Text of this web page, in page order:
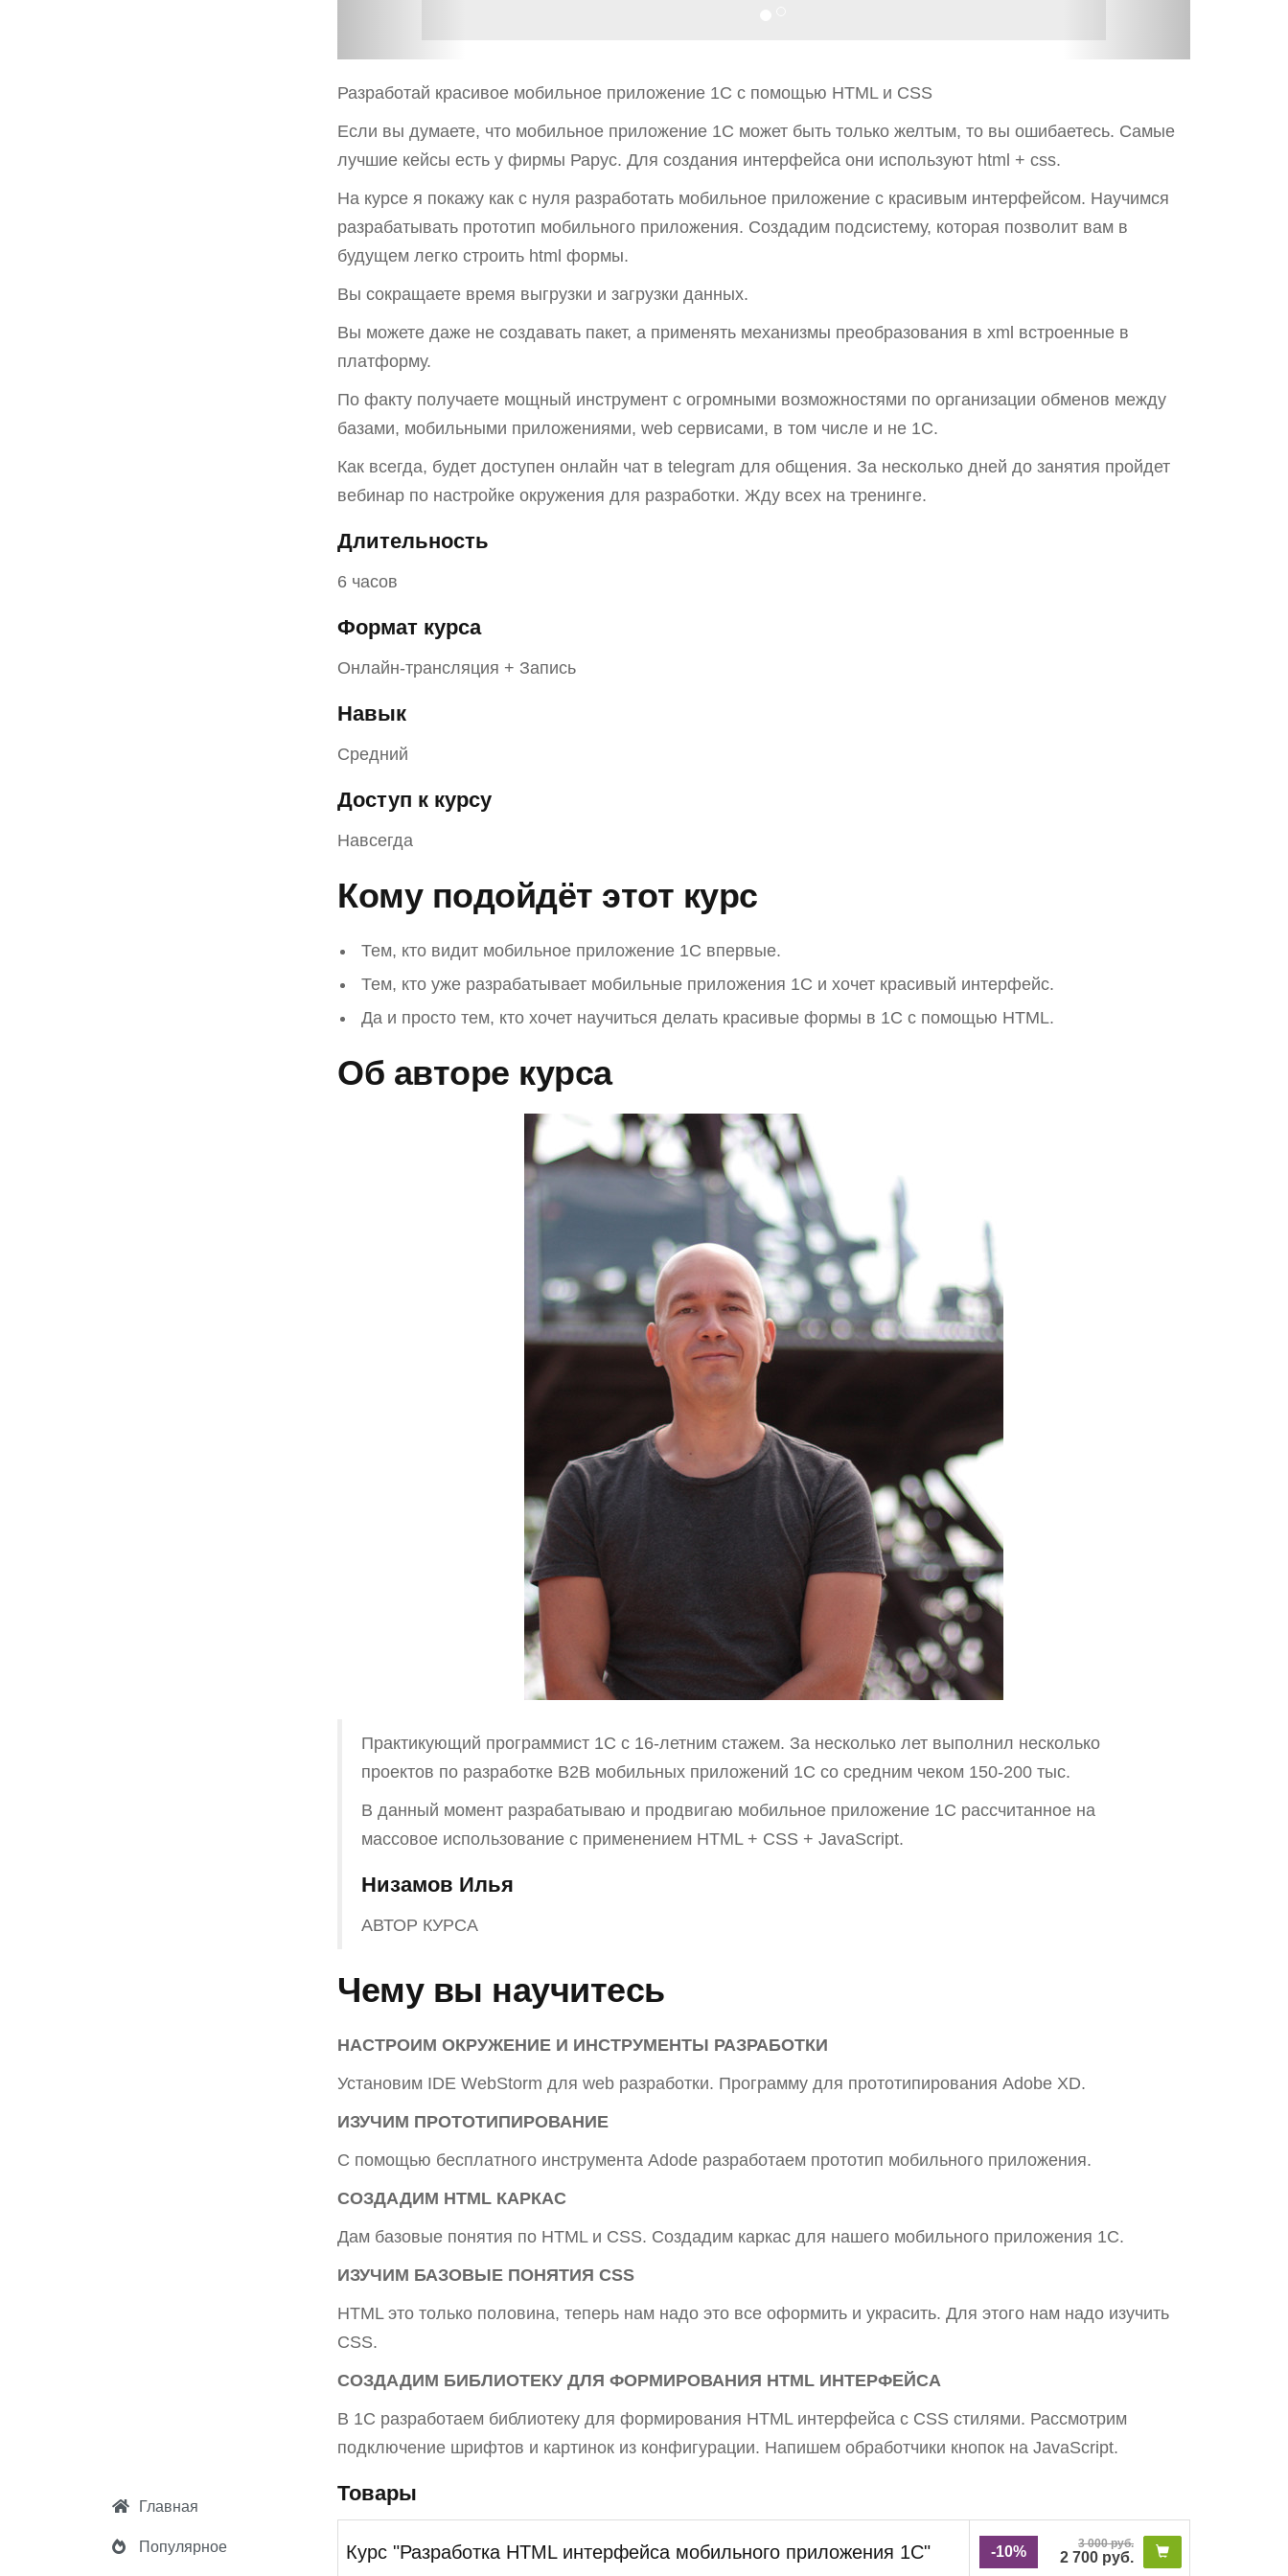
Главная
Популярное
Разработай красивое мобильное приложение 1С с помощью HTML и CSS
Если вы думаете, что мобильное приложение 1С может быть только желтым, то вы ошибаетесь. Самые
лучшие кейсы есть у фирмы Рарус. Для создания интерфейса они используют html + css.
На курсе я покажу как с нуля разработать мобильное приложение с красивым интерфейсом. Научимся
разрабатывать прототип мобильного приложения. Создадим подсистему, которая позволит вам в
будущем легко строить html формы.
Вы сокращаете время выгрузки и загрузки данных.
Вы можете даже не создавать пакет, а применять механизмы преобразования в xml встроенные в
платформу.
По факту получаете мощный инструмент с огромными возможностями по организации обменов между
базами, мобильными приложениями, web сервисами, в том числе и не 1С.
Как всегда, будет доступен онлайн чат в telegram для общения. За несколько дней до занятия пройдет
вебинар по настройке окружения для разработки. Жду всех на тренинге.
Длительность
6 часов
Формат курса
Онлайн-трансляция + Запись
Навык
Средний
Доступ к курсу
Навсегда
Кому подойдёт этот курс
Тем, кто видит мобильное приложение 1С впервые.
Тем, кто уже разрабатывает мобильные приложения 1С и хочет красивый интерфейс.
Да и просто тем, кто хочет научиться делать красивые формы в 1С с помощью HTML.
Об авторе курса
Практикующий программист 1С с 16-летним стажем. За несколько лет выполнил несколько
проектов по разработке B2B мобильных приложений 1С со средним чеком 150-200 тыс.
В данный момент разрабатываю и продвигаю мобильное приложение 1С рассчитанное на
массовое использование с применением HTML + CSS + JavaScript.
Низамов Илья
АВТОР КУРСА
Чему вы научитесь
НАСТРОИМ ОКРУЖЕНИЕ И ИНСТРУМЕНТЫ РАЗРАБОТКИ
Установим IDE WebStorm для web разработки. Программу для прототипирования Adobe XD.
ИЗУЧИМ ПРОТОТИПИРОВАНИЕ
С помощью бесплатного инструмента Adode разработаем прототип мобильного приложения.
СОЗДАДИМ HTML КАРКАС
Дам базовые понятия по HTML и CSS. Создадим каркас для нашего мобильного приложения 1С.
ИЗУЧИМ БАЗОВЫЕ ПОНЯТИЯ CSS
HTML это только половина, теперь нам надо это все оформить и украсить. Для этого нам надо изучить
CSS.
СОЗДАДИМ БИБЛИОТЕКУ ДЛЯ ФОРМИРОВАНИЯ HTML ИНТЕРФЕЙСА
В 1С разработаем библиотеку для формирования HTML интерфейса с CSS стилями. Рассмотрим
подключение шрифтов и картинок из конфигурации. Напишем обработчики кнопок на JavaScript.
Товары
Курс "Разработка HTML интерфейса мобильного приложения 1С" -10% 3 000 руб.
2 700 руб.